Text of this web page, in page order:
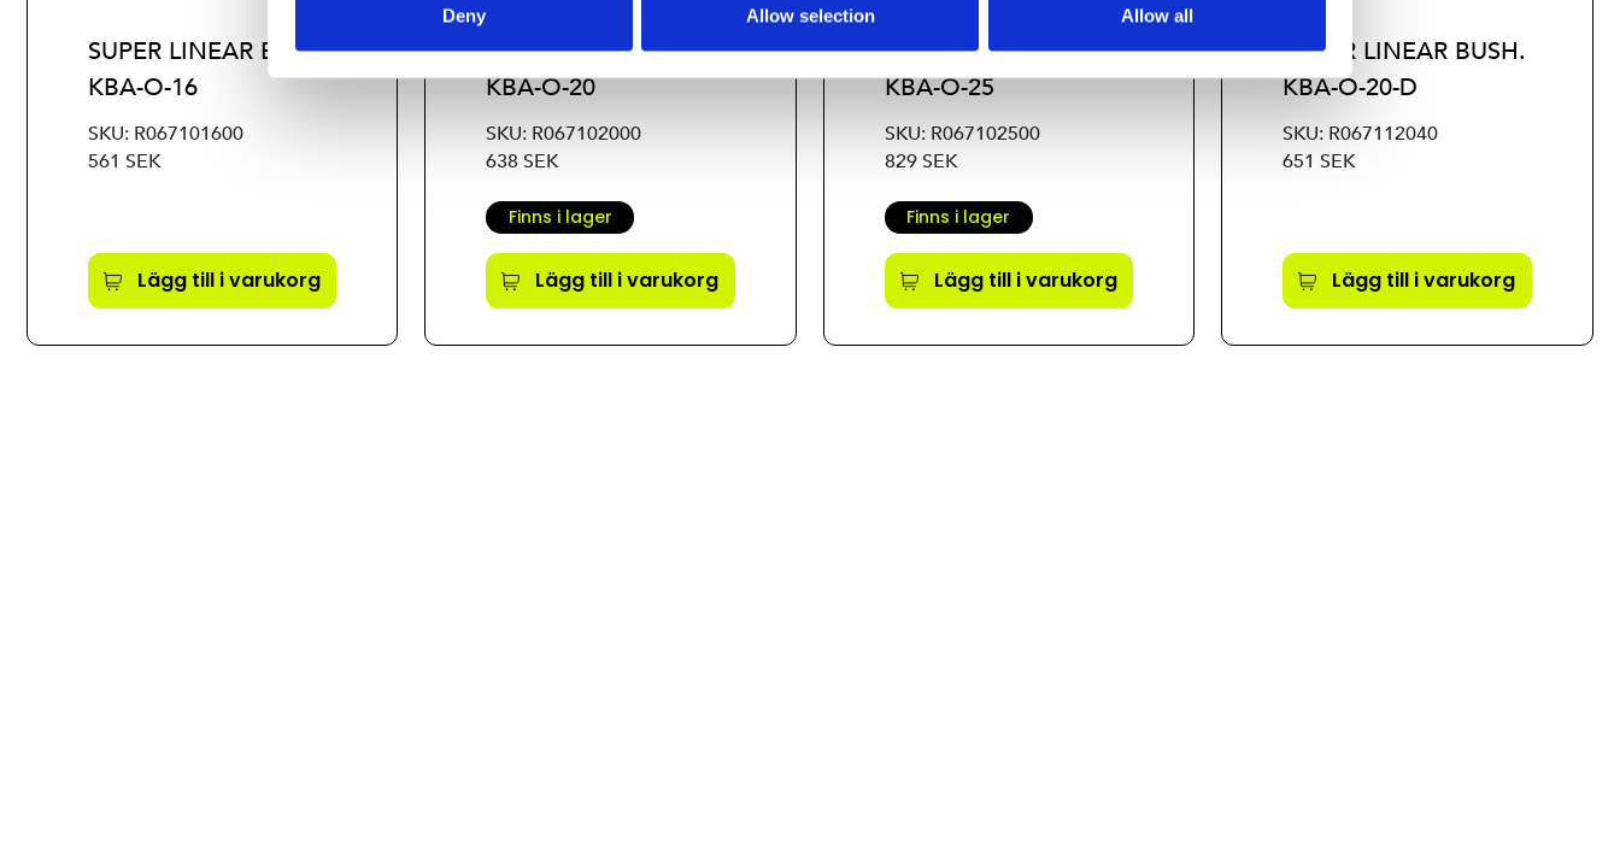
Deny Allow selection Allow all
SUPER LINEAR BUSH.
KBA-O-16
SKU: R067101600
561 SEK
Lägg till i varukorg
SUPER LINEAR BUSH.
KBA-O-20
SKU: R067102000
638 SEK
Finns i lager
Lägg till i varukorg
SUPER LINEAR BUSH.
KBA-O-25
SKU: R067102500
829 SEK
Finns i lager
Lägg till i varukorg
SUPER LINEAR BUSH.
KBA-O-20-D
SKU: R067112040
651 SEK
Lägg till i varukorg